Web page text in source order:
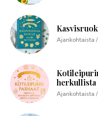
Ajankohtaista
herkullista
Ajankohtaista